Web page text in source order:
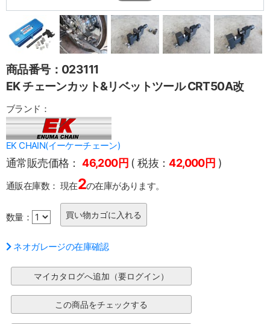
商品番号：023111
EK チェーンカット&リベットツール CRT50A改
ブランド：
EK CHAIN(イーケーチェーン)
通常販売価格： 46,200円 ( 税抜：42,000円 )
通販在庫数： 現在2の在庫があります。
数量：
ネオガレージの在庫確認